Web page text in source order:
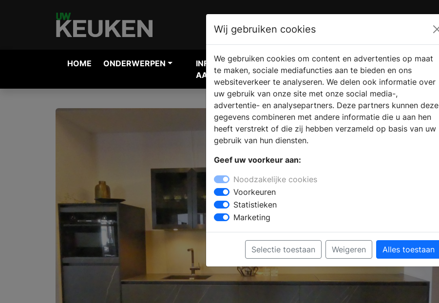
HOME ONDERWERPEN
INFORMATIE
AANVRAGEN
VERKOOPLOCATIE
VINDEN
WEBSHOP
Wij gebruiken cookies
We gebruiken cookies om content en advertenties op maat
te maken, sociale mediafuncties aan te bieden en ons
websiteverkeer te analyseren. We delen ook informatie over
uw gebruik van onze site met onze social media-,
advertentie- en analysepartners. Deze partners kunnen deze
gegevens combineren met andere informatie die u aan hen
heeft verstrekt of die zij hebben verzameld op basis van uw
gebruik van hun diensten.
Geef uw voorkeur aan:
Noodzakelijke cookies
Voorkeuren
Statistieken
Marketing
Selectie toestaan Weigeren Alles toestaan